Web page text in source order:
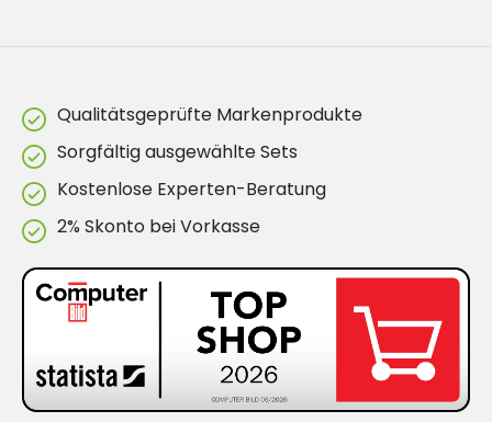
Qualitätsgeprüfte Markenprodukte
Sorgfältig ausgewählte Sets
Kostenlose Experten-Beratung
2% Skonto bei Vorkasse